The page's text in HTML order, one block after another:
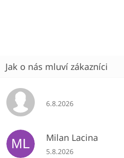
Hodnocení obchodu je
6.8.2026
ML Milan Lacina
Hodnocení obchodu je
5.8.2026